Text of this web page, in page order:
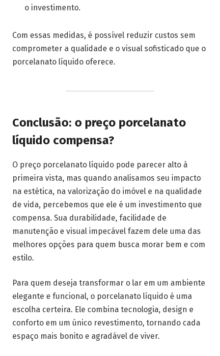
o investimento.
Com essas medidas, é possível reduzir custos sem
comprometer a qualidade e o visual sofisticado que o
porcelanato líquido oferece.
Conclusão: o preço porcelanato
líquido compensa?
O preço porcelanato líquido pode parecer alto à
primeira vista, mas quando analisamos seu impacto
na estética, na valorização do imóvel e na qualidade
de vida, percebemos que ele é um investimento que
compensa. Sua durabilidade, facilidade de
manutenção e visual impecável fazem dele uma das
melhores opções para quem busca morar bem e com
estilo.
Para quem deseja transformar o lar em um ambiente
elegante e funcional, o porcelanato líquido é uma
escolha certeira. Ele combina tecnologia, design e
conforto em um único revestimento, tornando cada
espaço mais bonito e agradável de viver.